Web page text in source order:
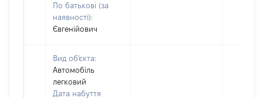
По батькові (за
наявності):
Євгенійович
Вид об'єкта:
Автомобіль
легковий
Дата набуття